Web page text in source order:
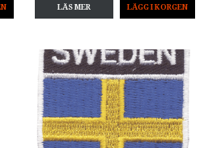
LÄS MER